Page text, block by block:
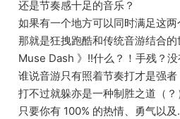
还是节奏感十足的音乐？
如果有一个地方可以同时满足这
那就是狂拽跑酷和传统音游结
Muse Dash 》!!什么？！手残？没
谁说音游只有照着节奏打才是强者
打不过就躲亦是一种制胜之道（？
只要你有 100% 的热情、勇气以